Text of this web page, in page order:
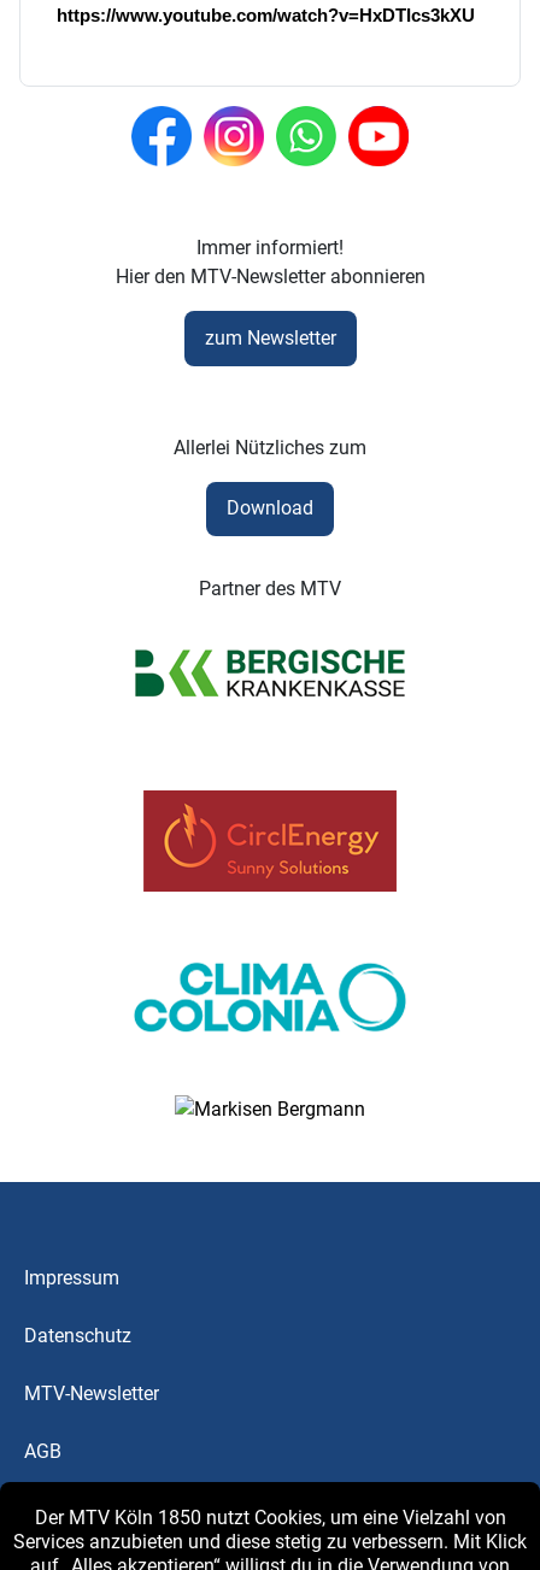
https://www.youtube.com/watch?v=HxDTIcs3kXU
Immer informiert!
Hier den MTV-Newsletter abonnieren
zum Newsletter
Allerlei Nützliches zum
Download
Partner des MTV
Impressum
Datenschutz
MTV-Newsletter
AGB
Downloads
Der MTV Köln 1850 nutzt Cookies, um eine Vielzahl von
Services anzubieten und diese stetig zu verbessern. Mit Klick